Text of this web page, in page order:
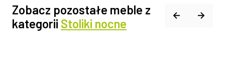
Zobacz pozostałe meble z
kategorii Stoliki nocne